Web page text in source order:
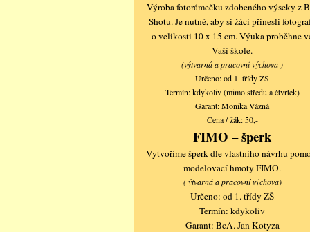
Výroba fotorámečku zdobeného výseky z
Shotu. Je nutné, aby si žáci přinesli
o velikosti 10 x 15 cm. Výuka proběhne
Vaší škole.
(výtvarná a pracovní výchova )
Určeno: od 1. třídy ZŠ
Termín: kdykoliv (mimo středu a čtvrtek)
Garant: Monika Vážná
Cena / žák: 50,-
FIMO – šperk
Vytvoříme šperk dle vlastního návrhu
modelovací hmoty FIMO.
( ýtvarná a pracovní výchova)
Určeno: od 1. třídy ZŠ
Termín: kdykoliv
Garant: BcA. Jan Kotyza